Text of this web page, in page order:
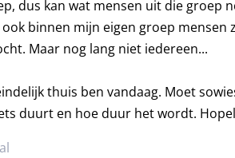
dus kan wat mensen uit die groep
binnen mijn eigen groep mensen
Maar nog lang niet iedereen...
thuis ben vandaag. Moet
duurt en hoe duur het wordt.